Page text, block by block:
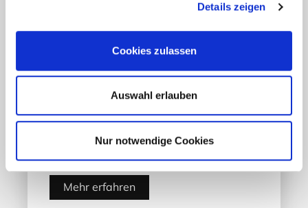
Details zeigen
Cookies zulassen
Auswahl erlauben
Nur notwendige Cookies
„Hele Norge klapper“
Mehr erfahren